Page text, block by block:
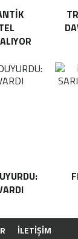
İLETIŞIM